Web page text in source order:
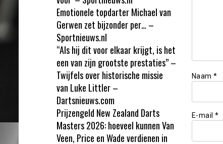
Naam *
E-mail *
Emotionele topdarter Michael van
Gerwen zet bijzonder per… –
Sportnieuws.nl
“Als hij dit voor elkaar krijgt, is het
een van zijn grootste prestaties” –
Twijfels over historische missie
van Luke Littler –
Dartsnieuws.com
Prijzengeld New Zealand Darts
Masters 2026: hoeveel kunnen Van
Veen, Price en Wade verdienen in